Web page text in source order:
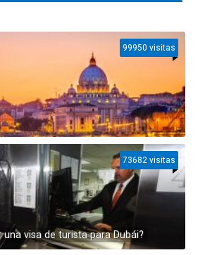
99950 visitas
visa de turista para Dubái?
73682 visitas